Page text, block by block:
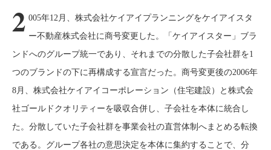
2 005年12月、株式会社ケイアイプランニングをケイアイスタ
ー不動産株式会社に商号変更した。「ケイアイスター」ブラ
ンドへのグループ統一であり、それまでの分散した子会社群を1
つのブランドの下に再構成する宣言だった。商号変更後の2006年
8月、株式会社ケイアイコーポレーション（住宅建設）と株式会
社ゴールドクオリティーを吸収合併し、子会社を本体に統合し
た。分散していた子会社群を事業会社の直営体制へまとめる転換
である。グループ各社の意思決定を本体に集約することで、分